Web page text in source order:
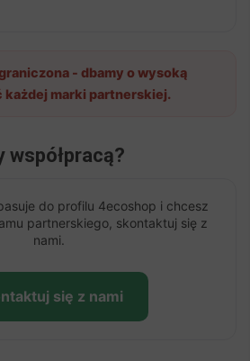
- dbamy o wysoką
każdej marki partnerskiej.
do profilu 4ecoshop i chcesz
partnerskiego, skontaktuj się z
nami.
się z nami